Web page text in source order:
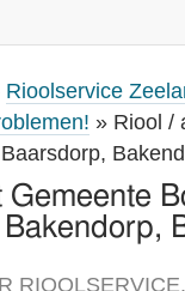
Rioolservice
» Riool /
Gemeente